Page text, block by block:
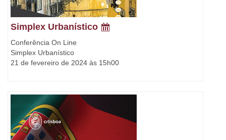
Simplex Urbanístico
Conferência On Line
Simplex Urbanístico
21 de fevereiro de 2024 às 15h00